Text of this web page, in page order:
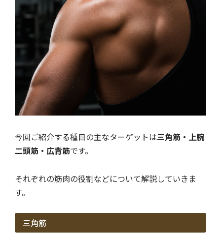
今回ご紹介する種目の主なターゲットは三角筋・上腕
二頭筋・広背筋です。
それぞれの筋肉の役割などについて解説していきま
す。
三角筋